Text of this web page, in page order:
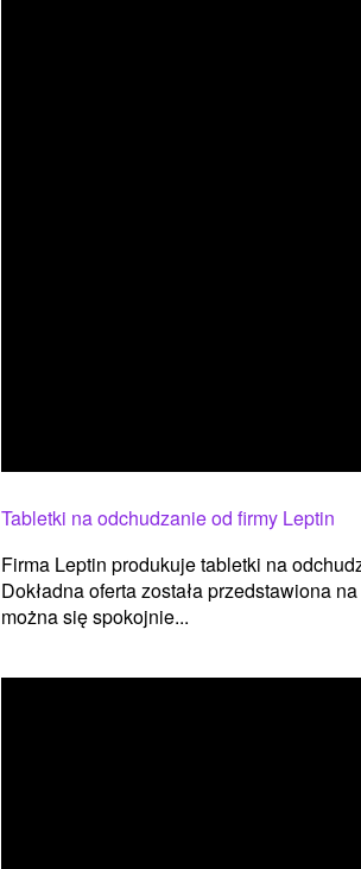
Tabletki na odchudzanie od firmy Leptin
Firma Leptin produkuje tabletki na
Dokładna oferta została przedstawiona
można się spokojnie...